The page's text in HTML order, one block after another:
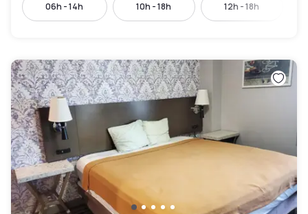
06h - 14h 10h - 18h 12h - 18h